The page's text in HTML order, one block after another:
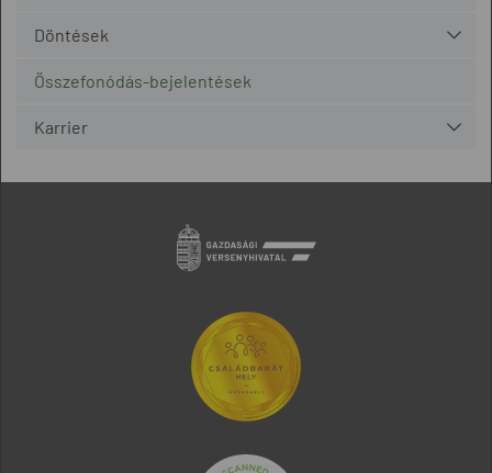
Döntések
Összefonódás-bejelentések
Karrier